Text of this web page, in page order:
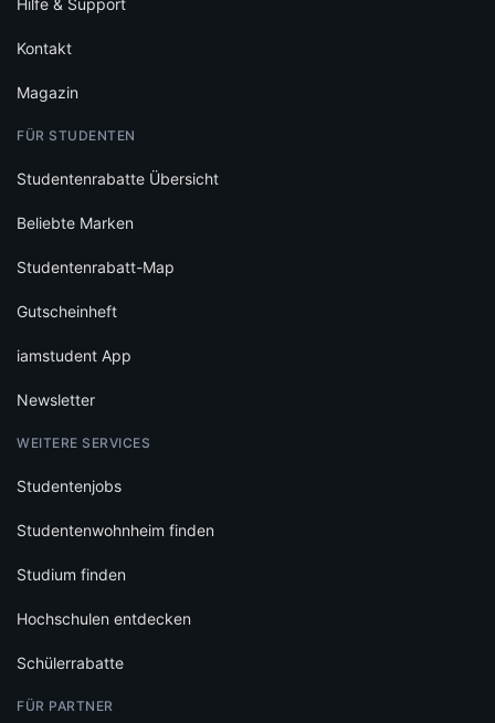
Studentenrabatt-Map
Gutscheinheft
iamstudent App
Newsletter
WEITERE SERVICES
Studentenjobs
Studentenwohnheim finden
Studium finden
Hochschulen entdecken
Schülerrabatte
FÜR PARTNER
Auf iamstudent werben
Gutscheinkampagnen
Content Marketing
iamstudent Verify
RECHTLICHES